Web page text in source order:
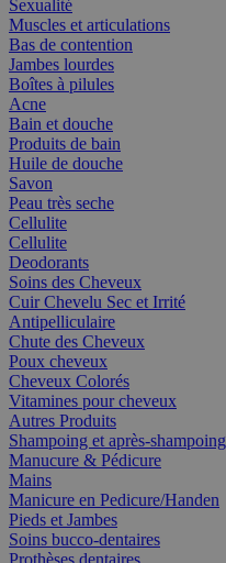
Sexualité
Muscles et articulations
Bas de contention
Jambes lourdes
Boîtes à pilules
Acne
Bain et douche
Produits de bain
Huile de douche
Savon
Peau très seche
Cellulite
Cellulite
Deodorants
Soins des Cheveux
Cuir Chevelu Sec et Irrité
Antipelliculaire
Chute des Cheveux
Poux cheveux
Cheveux Colorés
Vitamines pour cheveux
Autres Produits
Shampoing et après-shampoing
Manucure & Pédicure
Mains
Manicure en Pedicure/Handen
Pieds et Jambes
Soins bucco-dentaires